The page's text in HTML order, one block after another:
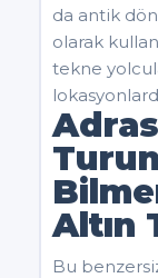
da antik
olarak
tekne
Altın
Bu